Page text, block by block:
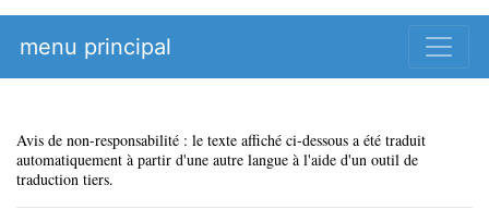
menu principal
Avis de non-responsabilité : le texte affiché ci-dessous a été traduit
automatiquement à partir d'une autre langue à l'aide d'un outil de
traduction tiers.